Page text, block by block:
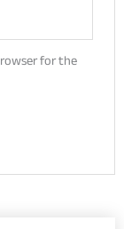
for the